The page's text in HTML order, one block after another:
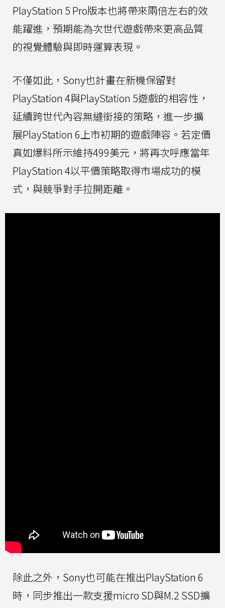
PlayStation 5 Pro版本也將帶來兩倍左右的效
能躍進，預期能為次世代遊戲帶來更高品質
的視覺體驗與即時運算表現。
不僅如此，Sony也計畫在新機保留對
PlayStation 4與PlayStation 5遊戲的相容性，
延續跨世代內容無縫銜接的策略，進一步擴
展PlayStation 6上市初期的遊戲陣容。若定價
真如爆料所示維持499美元，將再次呼應當年
PlayStation 4以平價策略取得市場成功的模
式，與競爭對手拉開距離。
除此之外，Sony也可能在推出PlayStation 6
時，同步推出一款支援micro SD與M.2 SSD擴